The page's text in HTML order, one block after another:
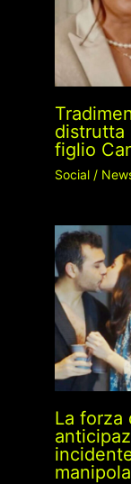
distrutta
figlio
Social/
La forza